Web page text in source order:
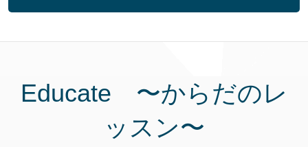
Educate 〜からだのレ
ッスン〜